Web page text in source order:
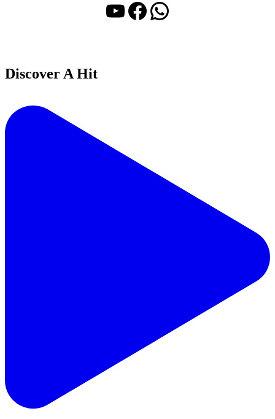
YouTube
Facebook
WhatsApp
Discover A Hit